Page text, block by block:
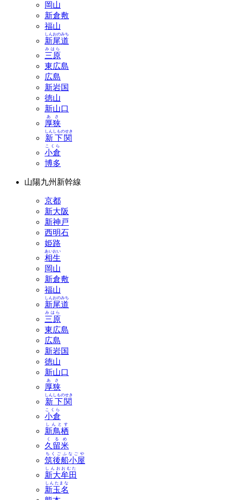
岡山
新倉敷
福山
新尾道
しんおのみち
三原
みはら
東広島
広島
新岩国
徳山
新山口
厚狭
あさ
新下関
しんしものせき
小倉
こくら
博多
山陽九州新幹線
京都
新大阪
新神戸
西明石
姫路
相生
あいおい
岡山
新倉敷
福山
新尾道
しんおのみち
三原
みはら
東広島
広島
新岩国
徳山
新山口
厚狭
あさ
新下関
しんしものせき
小倉
こくら
新鳥栖
しんとす
久留米
くるめ
筑後船小屋
ちくごふなごや
新大牟田
しんおおむた
新玉名
しんたまな